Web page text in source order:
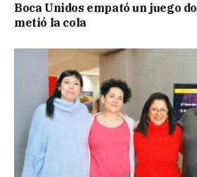
Boca Unidos empató un juego
metió la cola